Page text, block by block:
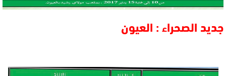
جديد الصحراء : العيون